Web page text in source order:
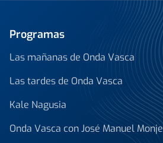
Programas
Las mañanas de Onda Vasca
Las tardes de Onda Vasca
Kale Nagusia
Onda Vasca con José Manuel Monje